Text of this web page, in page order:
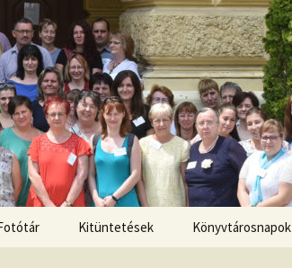
Kitüntetések Könyvtárosnapok